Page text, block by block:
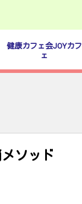
健康カフェ会JOYカフ
ェ
ソッド